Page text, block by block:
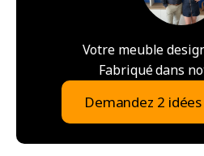
Votre meuble
Fabriqué dans
Demandez 2